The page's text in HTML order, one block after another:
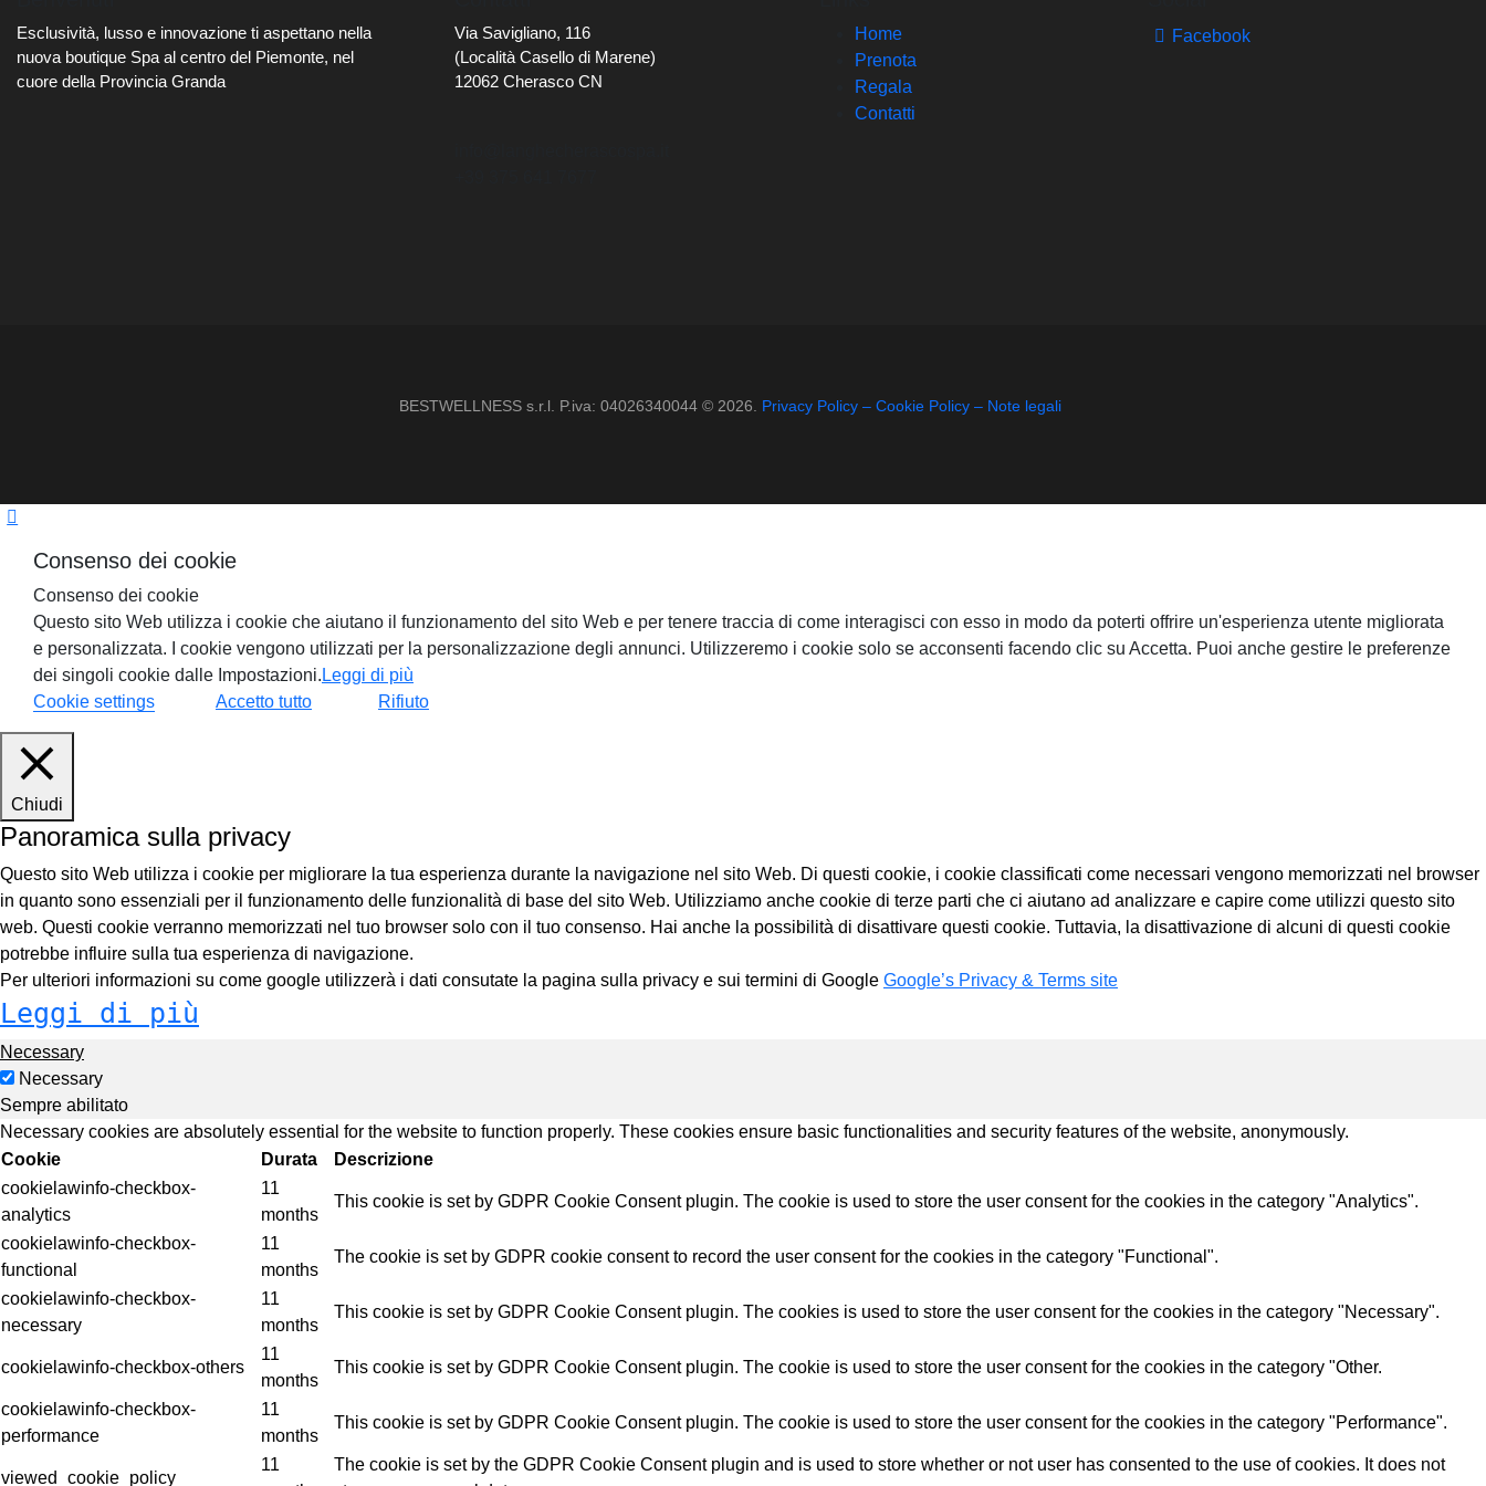
Esclusività, lusso e innovazione ti aspettano nella
nuova boutique Spa al centro del Piemonte, nel
cuore della Provincia Granda
Via Savigliano, 116
(Località Casello di Marene)
12062 Cherasco CN
Home
Prenota
Regala
Contatti
Facebook
BESTWELLNESS s.r.l. P.iva: 04026340044 © 2026. Privacy Policy – Cookie Policy – Note legali
Consenso dei cookie
Consenso dei cookie
Questo sito Web utilizza i cookie che aiutano il funzionamento del sito Web e per tenere traccia di come interagisci con esso in modo da poterti offrire un'esperienza utente migliorata
e personalizzata. I cookie vengono utilizzati per la personalizzazione degli annunci. Utilizzeremo i cookie solo se acconsenti facendo clic su Accetta. Puoi anche gestire le preferenze
dei singoli cookie dalle Impostazioni. Leggi di più
Cookie settings
Accetto tutto Rifiuto
Chiudi
Panoramica sulla privacy
Questo sito Web utilizza i cookie per migliorare la tua esperienza durante la navigazione nel sito Web. Di questi cookie, i cookie classificati come necessari vengono memorizzati nel browser
in quanto sono essenziali per il funzionamento delle funzionalità di base del sito Web. Utilizziamo anche cookie di terze parti che ci aiutano ad analizzare e capire come utilizzi questo sito
web. Questi cookie verranno memorizzati nel tuo browser solo con il tuo consenso. Hai anche la possibilità di disattivare questi cookie. Tuttavia, la disattivazione di alcuni di questi cookie
potrebbe influire sulla tua esperienza di navigazione.
Per ulteriori informazioni su come google utilizzerà i dati consutate la pagina sulla privacy e sui termini di Google Google’s Privacy & Terms site
Leggi di più
Necessary
Necessary
Sempre abilitato
Necessary cookies are absolutely essential for the website to function properly. These cookies ensure basic functionalities and security features of the website, anonymously.
Cookie
Durata
Descrizione
cookielawinfo-checkbox-
analytics
11
months
This cookie is set by GDPR Cookie Consent plugin. The cookie is used to store the user consent for the cookies in the category "Analytics".
cookielawinfo-checkbox-
functional
11
months
The cookie is set by GDPR cookie consent to record the user consent for the cookies in the category "Functional".
cookielawinfo-checkbox-
necessary
11
months
This cookie is set by GDPR Cookie Consent plugin. The cookies is used to store the user consent for the cookies in the category "Necessary".
cookielawinfo-checkbox-others
11
months
This cookie is set by GDPR Cookie Consent plugin. The cookie is used to store the user consent for the cookies in the category "Other.
cookielawinfo-checkbox-
performance
11
months
This cookie is set by GDPR Cookie Consent plugin. The cookie is used to store the user consent for the cookies in the category "Performance".
viewed_cookie_policy
11
The cookie is set by the GDPR Cookie Consent plugin and is used to store whether or not user has consented to the use of cookies. It does not